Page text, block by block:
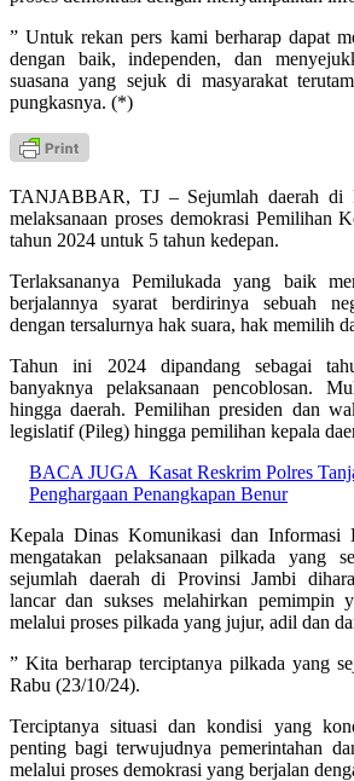
” Untuk rekan pers kami berharap dapat
dengan baik, independen, dan
suasana yang sejuk di masyarakat
pungkasnya. (*)
TANJABBAR, TJ – Sejumlah daerah di
melaksanaan proses demokrasi Pemilihan
tahun 2024 untuk 5 tahun kedepan.
Terlaksananya Pemilukada yang baik
berjalannya syarat berdirinya sebuah
dengan tersalurnya hak suara, hak memilih
Tahun ini 2024 dipandang sebagai
banyaknya pelaksanaan pencoblosan.
hingga daerah. Pemilihan presiden dan
legislatif (Pileg) hingga pemilihan kepala
BACA JUGA Kasat Reskrim Polres
Penghargaan Penangkapan Benur
Kepala Dinas Komunikasi dan Informasi
mengatakan pelaksanaan pilkada yang
sejumlah daerah di Provinsi Jambi
lancar dan sukses melahirkan pemimpin
melalui proses pilkada yang jujur, adil dan
” Kita berharap terciptanya pilkada yang
Rabu (23/10/24).
Terciptanya situasi dan kondisi yang
penting bagi terwujudnya pemerintahan
melalui proses demokrasi yang berjalan